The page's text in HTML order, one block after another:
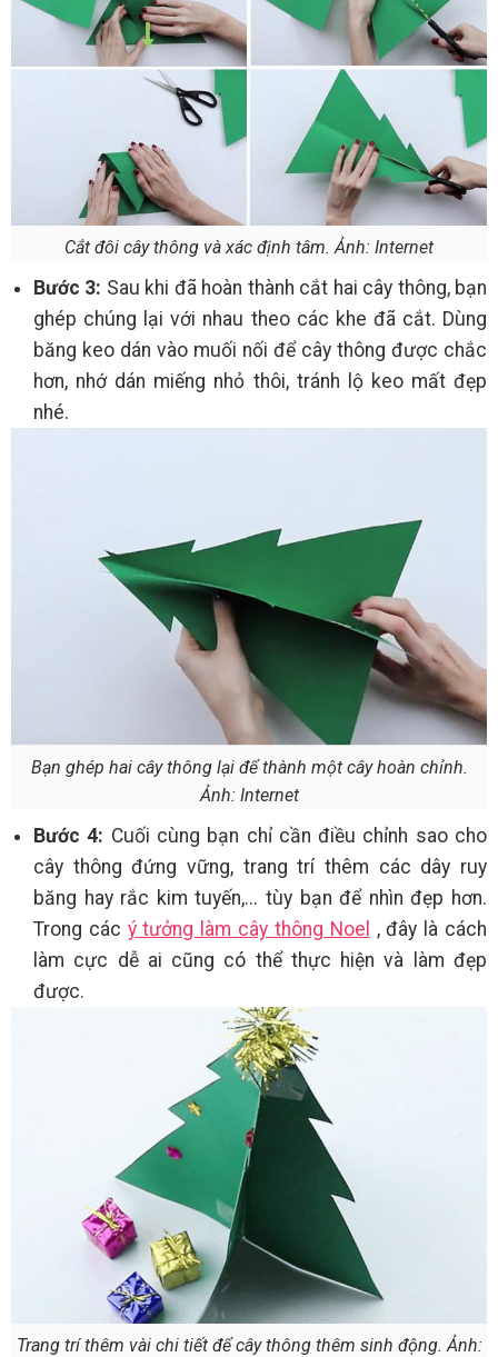
Cắt đôi cây thông và xác định tâm. Ảnh: Internet
Bước 3: Sau khi đã hoàn thành cắt hai cây thông, bạn
ghép chúng lại với nhau theo các khe đã cắt. Dùng
băng keo dán vào muối nối để cây thông được chắc
hơn, nhớ dán miếng nhỏ thôi, tránh lộ keo mất đẹp
nhé.
Bạn ghép hai cây thông lại để thành một cây hoàn chỉnh.
Ảnh: Internet
Bước 4: Cuối cùng bạn chỉ cần điều chỉnh sao cho
cây thông đứng vững, trang trí thêm các dây ruy
băng hay rắc kim tuyến,... tùy bạn để nhìn đẹp hơn.
Trong các ý tưởng làm cây thông Noel , đây là cách
làm cực dễ ai cũng có thể thực hiện và làm đẹp
được.
Trang trí thêm vài chi tiết để cây thông thêm sinh động. Ảnh: